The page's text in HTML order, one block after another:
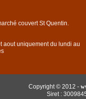
couvert St Quentin.
aout uniquement du lundi au
Copyright © 2012 -
Siret :